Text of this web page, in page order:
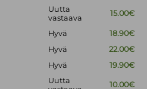
Uutta
vastaava
15.00€
Hyvä
18.90€
Hyvä
22.00€
Hyvä 19.90€
Uutta
10.00€